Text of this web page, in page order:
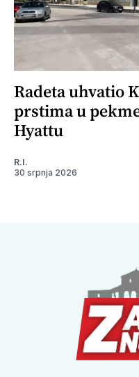
Radeta uhvatio
prstima u
Hyattu
R.I.
30 srpnja 2026